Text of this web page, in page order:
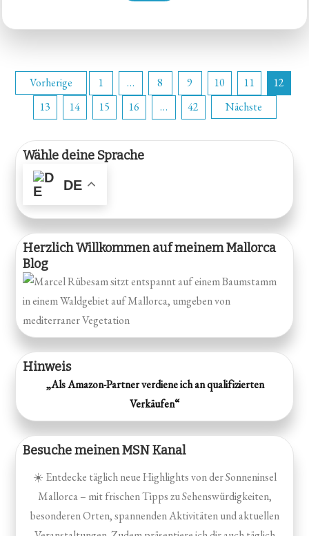
Seitennummerierung
der
Beiträge
Vorherige 1 … 8 9 10 11
12
13
14 15 16 … 42 Nächste
Wähle deine Sprache
DE
Herzlich Willkommen auf meinem Mallorca
Blog
Hinweis
„Als Amazon-Partner verdiene ich an qualifizierten
Verkäufen“
Besuche meinen MSN Kanal
☀️ Entdecke täglich neue Highlights von der Sonneninsel
Mallorca – mit frischen Tipps zu Sehenswürdigkeiten,
besonderen Orten, spannenden Aktivitäten und aktuellen